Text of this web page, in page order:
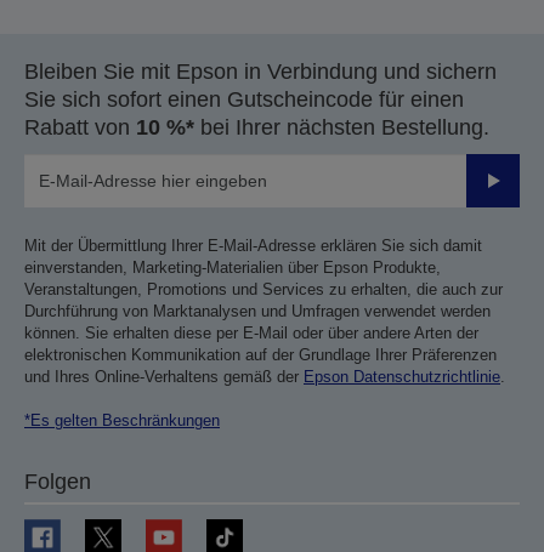
Bleiben Sie mit Epson in Verbindung und sichern
Sie sich sofort einen Gutscheincode für einen
Rabatt von 10 %* bei Ihrer nächsten Bestellung.
Mit der Übermittlung Ihrer E-Mail-Adresse erklären Sie sich damit
einverstanden, Marketing-Materialien über Epson Produkte,
Veranstaltungen, Promotions und Services zu erhalten, die auch zur
Durchführung von Marktanalysen und Umfragen verwendet werden
können. Sie erhalten diese per E-Mail oder über andere Arten der
elektronischen Kommunikation auf der Grundlage Ihrer Präferenzen
und Ihres Online-Verhaltens gemäß der Epson Datenschutzrichtlinie.
*Es gelten Beschränkungen
Folgen